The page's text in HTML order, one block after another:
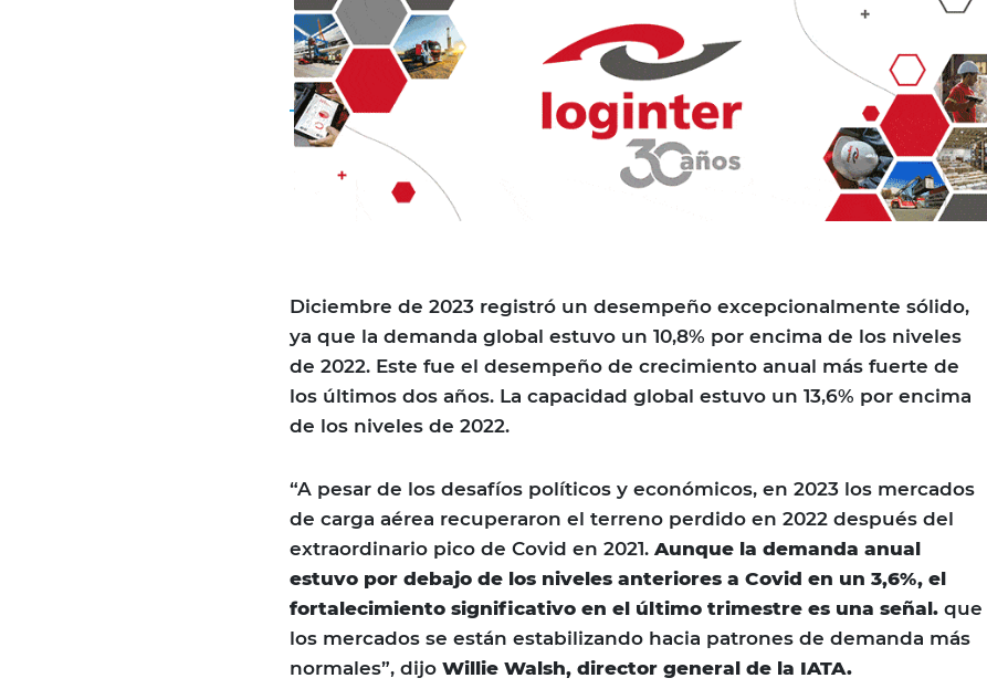
Diciembre de 2023 registró un desempeño excepcionalmente sólido,
ya que la demanda global estuvo un 10,8% por encima de los niveles
de 2022. Este fue el desempeño de crecimiento anual más fuerte de
los últimos dos años. La capacidad global estuvo un 13,6% por encima
de los niveles de 2022.
“A pesar de los desafíos políticos y económicos, en 2023 los mercados
de carga aérea recuperaron el terreno perdido en 2022 después del
extraordinario pico de Covid en 2021. Aunque la demanda anual
estuvo por debajo de los niveles anteriores a Covid en un 3,6%, el
fortalecimiento significativo en el último trimestre es una señal. que
los mercados se están estabilizando hacia patrones de demanda más
normales”, dijo Willie Walsh, director general de la IATA.